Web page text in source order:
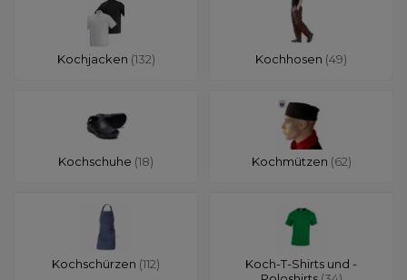
Kochjacken (132) Kochhosen (49)
Kochschuhe (18) Kochmützen (62)
Kochschürzen (112)
Koch-T-Shirts und -